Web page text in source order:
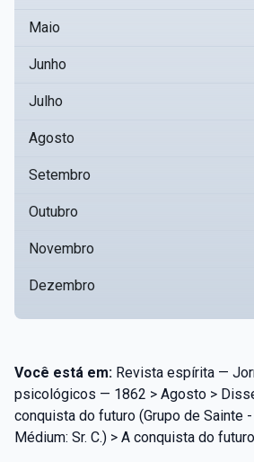
Maio
Junho
Julho
Agosto
Setembro
Outubro
Novembro
Dezembro
Você está em: Revista espírita —
psicológicos — 1862 > Agosto >
conquista do futuro (Grupo de Sainte -
Médium: Sr. C.) > A conquista do futuro